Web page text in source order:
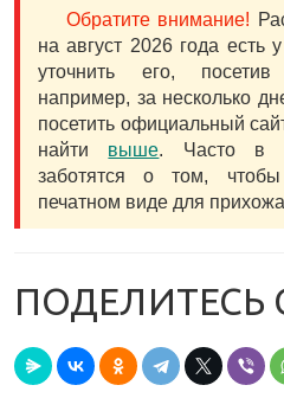
Обратите внимание!
на август 2026 года есть
уточнить его,
например, за несколько
посетить официальный
найти выше. Часто в
заботятся о том,
печатном виде для
ПОДЕЛИТЕСЬ